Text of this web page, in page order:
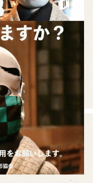
お問い合わせ